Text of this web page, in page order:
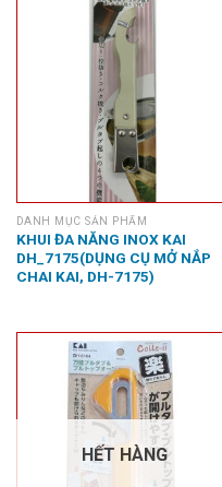
DANH MỤC SẢN PHẨM
KHUI ĐA NĂNG INOX KAI
DH_7175(DỤNG CỤ MỞ NẮP
CHAI KAI, DH-7175)
HẾT HÀNG